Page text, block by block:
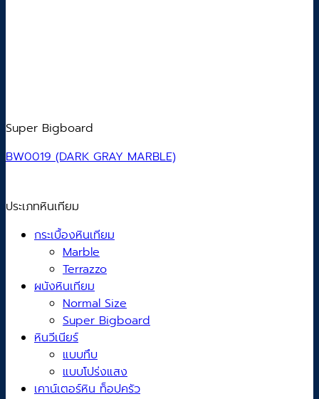
Super Bigboard
BW0019 (DARK GRAY MARBLE)
ประเภทหินเทียม
กระเบื้องหินเทียม
Marble
Terrazzo
ผนังหินเทียม
Normal Size
Super Bigboard
หินวีเนียร์
แบบทึบ
แบบโปร่งแสง
เคาน์เตอร์หิน ท็อปครัว